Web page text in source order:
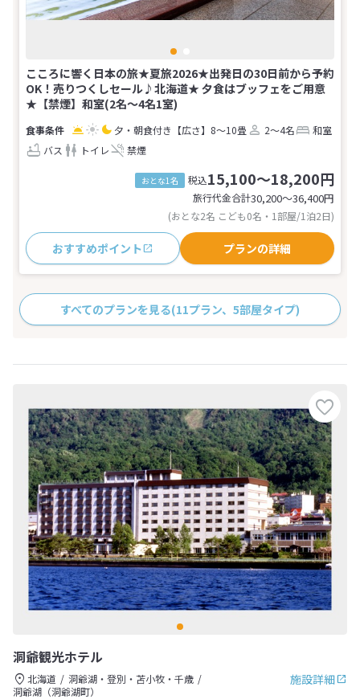
こころに響く日本の旅★夏旅2026★出発日の30日前から予約
OK！売りつくしセール♪北海道★ 夕食はブッフェをご用意
★【禁煙】和室(2名～4名1室)
夕・朝食付き 【広さ】8～10畳 2～4名
和室
バス
トイレ 禁煙
おとな1名 税込15,100～18,200円
旅行代金合計30,200〜36,400円
(おとな2名 こども0名・1部屋/1泊2日)
おすすめポイント プランの詳細
すべてのプランを見る(11プラン、5部屋タイプ)
洞爺観光ホテル
施設詳細
北海道
洞爺湖・登別・苫小牧・千歳
洞爺湖（洞爺湖町）